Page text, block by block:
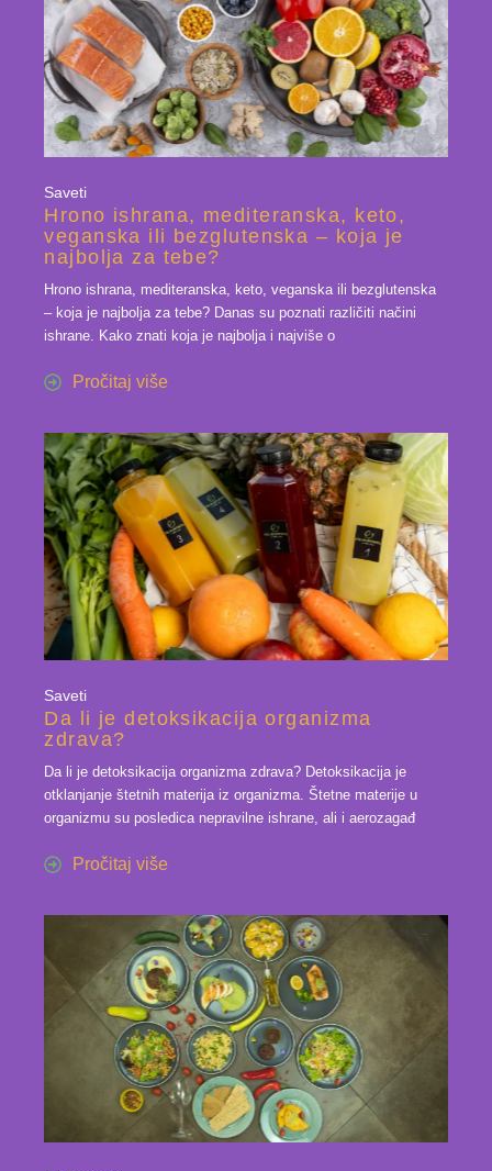
Saveti
Hrono ishrana, mediteranska, keto,
veganska ili bezglutenska – koja je
najbolja za tebe?
Hrono ishrana, mediteranska, keto, veganska ili bezglutenska
– koja je najbolja za tebe? Danas su poznati različiti načini
ishrane. Kako znati koja je najbolja i najviše o
Pročitaj više
Saveti
Da li je detoksikacija organizma
zdrava?
Da li je detoksikacija organizma zdrava? Detoksikacija je
otklanjanje štetnih materija iz organizma. Štetne materije u
organizmu su posledica nepravilne ishrane, ali i aerozagađ
Pročitaj više